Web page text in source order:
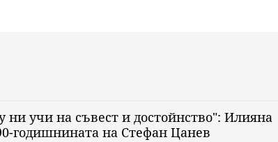
ни учи на съвест и достойнство": Илияна
годишнината на Стефан Цанев